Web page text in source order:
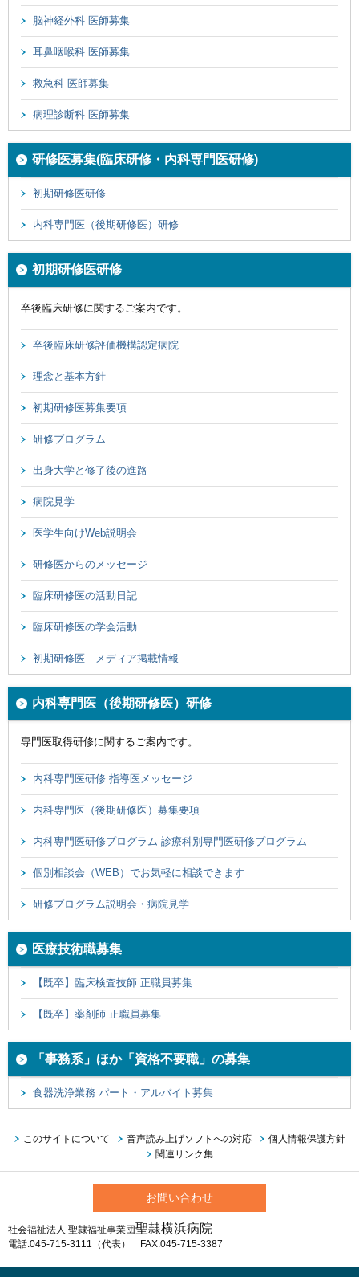
脳神経外科 医師募集
耳鼻咽喉科 医師募集
救急科 医師募集
病理診断科 医師募集
研修医募集(臨床研修・内科専門医研修)
初期研修医研修
内科専門医（後期研修医）研修
初期研修医研修
卒後臨床研修に関するご案内です。
卒後臨床研修評価機構認定病院
理念と基本方針
初期研修医募集要項
研修プログラム
出身大学と修了後の進路
病院見学
医学生向けWeb説明会
研修医からのメッセージ
臨床研修医の活動日記
臨床研修医の学会活動
初期研修医 メディア掲載情報
内科専門医（後期研修医）研修
専門医取得研修に関するご案内です。
内科専門医研修 指導医メッセージ
内科専門医（後期研修医）募集要項
内科専門医研修プログラム 診療科別専門医研修プログラム
個別相談会（WEB）でお気軽に相談できます
研修プログラム説明会・病院見学
医療技術職募集
【既卒】臨床検査技師 正職員募集
【既卒】薬剤師 正職員募集
「事務系」ほか「資格不要職」の募集
食器洗浄業務 パート・アルバイト募集
このサイトについて 音声読み上げソフトへの対応
個人情報保護方針
関連リンク集
お問い合わせ
社会福祉法人 聖隷福祉事業団聖隷横浜病院
電話:045-715-3111（代表） FAX:045-715-3387